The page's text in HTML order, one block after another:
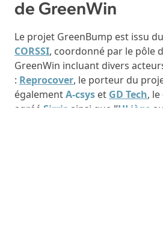
de GreenWin
Le projet GreenBump est issu
CORSSI, coordonné par le pôle
GreenWin incluant divers
: Reprocover, le porteur du
égalementA-csys et GD Tech,
agréé Sirris ainsi que l’ULiège